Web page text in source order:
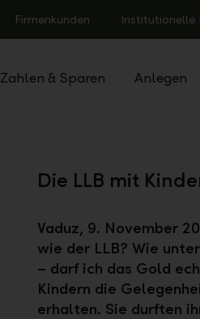
Firmenkunden Institutionelle
Zahlen & Sparen Anlegen
Die LLB mit
Vaduz, 9. November
wie der LLB? Wie
– darf ich das Gold
Kindern die
erhalten. Sie durften